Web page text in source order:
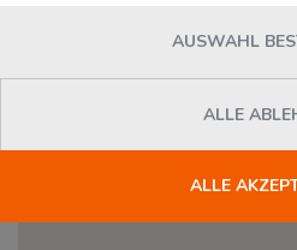
AUSWAHL
ALLE
ALLE